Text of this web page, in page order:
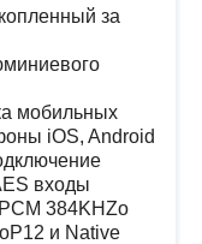
за
мобильных
iOS, Android
входы
384KHZo
и Native